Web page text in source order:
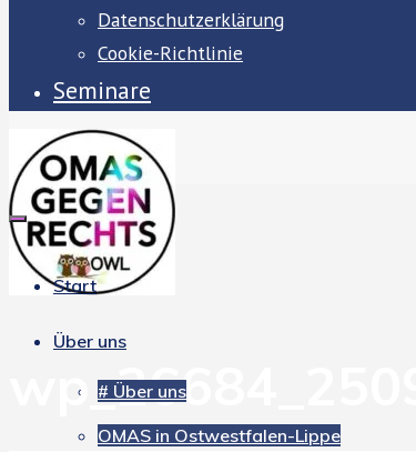
Datenschutzerklärung
Cookie-Richtlinie
Seminare
Start
Über uns
# Über uns
OMAS in Ostwestfalen-Lippe